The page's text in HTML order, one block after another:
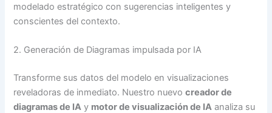
modelado estratégico con sugerencias inteligentes y
conscientes del contexto.
2. Generación de Diagramas impulsada por IA
Transforme sus datos del modelo en visualizaciones
reveladoras de inmediato. Nuestro nuevocreador de
diagramas de IA y motor de visualización de IA analiza su